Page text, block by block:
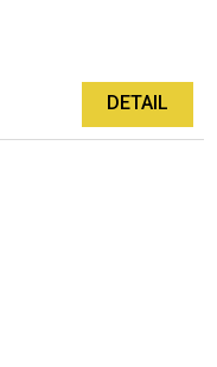
DETAIL